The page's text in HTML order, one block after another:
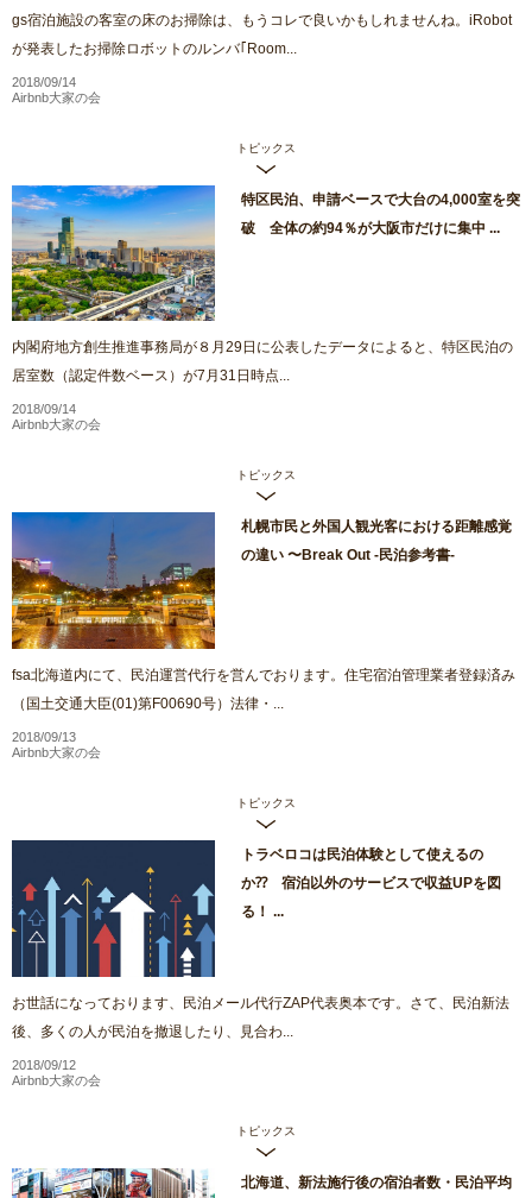
gs宿泊施設の客室の床のお掃除は、もうコレで良いかもしれませんね。iRobot
が発表したお掃除ロボットのルンバ｢Room...
2018/09/14
Airbnb大家の会
トピックス
特区民泊、申請ベースで大台の4,000室を突
破 全体の約94％が大阪市だけに集中 ...
内閣府地方創生推進事務局が８月29日に公表したデータによると、特区民泊の
居室数（認定件数ベース）が7月31日時点...
2018/09/14
Airbnb大家の会
トピックス
札幌市民と外国人観光客における距離感覚
の違い 〜Break Out -民泊参考書-
fsa北海道内にて、民泊運営代行を営んでおります。住宅宿泊管理業者登録済み
（国土交通大臣(01)第F00690号）法律・...
2018/09/13
Airbnb大家の会
トピックス
トラベロコは民泊体験として使えるの
か⁇ 宿泊以外のサービスで収益UPを図
る！ ...
お世話になっております、民泊メール代行ZAP代表奥本です。さて、民泊新法
後、多くの人が民泊を撤退したり、見合わ...
2018/09/12
Airbnb大家の会
トピックス
北海道、新法施行後の宿泊者数・民泊平均